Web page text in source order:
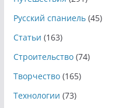
Русский спаниель(45)
Статьи (163)
Строительство(74)
Творчество(165)
Технологии (73)